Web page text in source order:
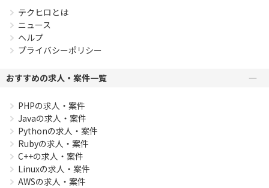
テクヒロとは
ニュース
ヘルプ
プライバシーポリシー
おすすめの求人・案件一覧
PHPの求人・案件
Javaの求人・案件
Pythonの求人・案件
Rubyの求人・案件
C++の求人・案件
Linuxの求人・案件
AWSの求人・案件